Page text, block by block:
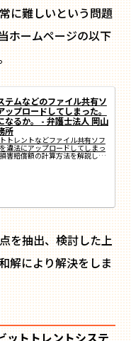
に難しいという問題
ホームページの以下
テムなどのファイル共有ソ
プロードしてしまった。
なるか。 - 弁護士法人 岡山
所
トレントなどファイル共有ソフ
違法にアップロードしてしまっ
害賠償額の計算方法を解説して
を抽出、検討した上
解により解決をしま
ットトレントシステ